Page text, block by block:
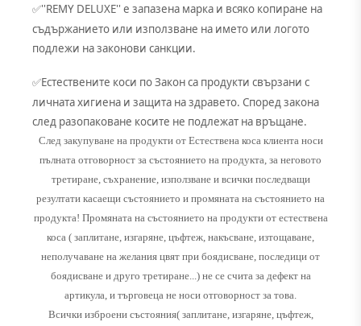
✅''REMY DELUXE'' е запазена марка и всяко копиране на
съдържанието или използване на името или логото
подлежи на законови санкции.
✅Естествените коси по Закон са продукти свързани с
личната хигиена и защита на здравето. Според закона
след разопаковане косите не подлежат на връщане.
След закупуване на продукти от Естествена коса клиента носи
пълната отговорност за състоянието на продукта, за неговото
третиране, съхранение, използване и всички последващи
резултати касаещи състоянието и промяната на състоянието на
продукта! Промяната на състоянието на продукти от естествена
коса ( заплитане, изгаряне, цъфтеж, накъсване, изтощаване,
неполучаване на желания цвят при боядисване, последици от
боядисване и друго третиране...) не се счита за дефект на
артикула, и търговеца не носи отговорност за това.
Всички изброени състояния( заплитане, изгаряне, цъфтеж,